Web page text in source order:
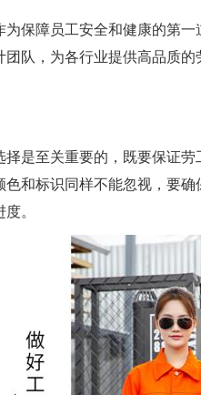
保障员工安全和健康的第
队，为各行业提供高品质
是至关重要的，既要保证
和标识同样不能忽视，要
。